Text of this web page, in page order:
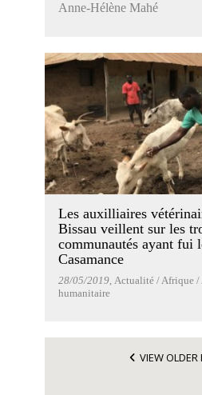
Anne-Hélène Mahé
Les auxilliaires
Bissau veillent sur les
communautés ayant fui
Casamance
28/05/2019, Actualité / Afrique /
humanitaire
VIEW OLDER